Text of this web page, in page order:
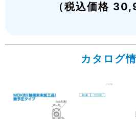
（税込価格
カタログ